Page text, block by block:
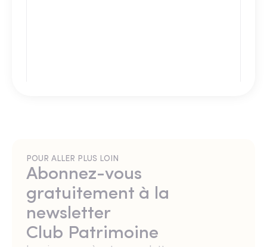
POUR ALLER PLUS LOIN
Abonnez-vous
gratuitement à la
newsletter
Club Patrimoine